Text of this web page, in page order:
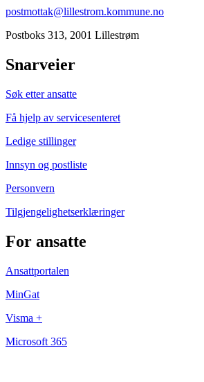
postmottak@lillestrom.kommune.no
Postboks 313, 2001 Lillestrøm
Snarveier
Søk etter ansatte
Få hjelp av servicesenteret
Ledige stillinger
Innsyn og postliste
Personvern
Tilgjengelighetserklæringer
For ansatte
Ansattportalen
MinGat
Visma +
Microsoft 365